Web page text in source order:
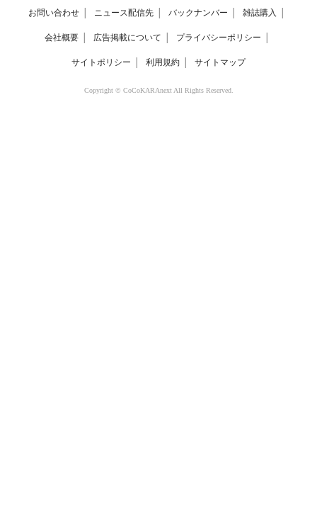
お問い合わせ ニュース配信先 バックナンバー 雑誌購入
会社概要 広告掲載について プライバシーポリシー
サイトポリシー 利用規約 サイトマップ
Copyright © CoCoKARAnext All Rights Reserved.